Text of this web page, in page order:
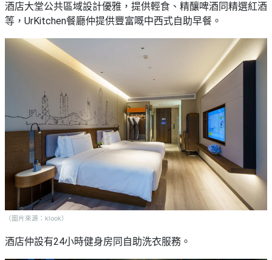
酒店大堂公共區域設計優雅，提供輕食、精釀啤酒同精選紅酒
等，UrKitchen餐廳仲提供豐富嘅中西式自助早餐。
（圖片來源：klook）
酒店仲設有24小時健身房同自助洗衣服務。